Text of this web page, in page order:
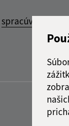
spracúvaním